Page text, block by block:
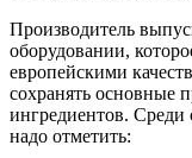
Производитель
оборудовании,
европейскими
сохранять основные
ингредиентов. Среди
надо отметить: